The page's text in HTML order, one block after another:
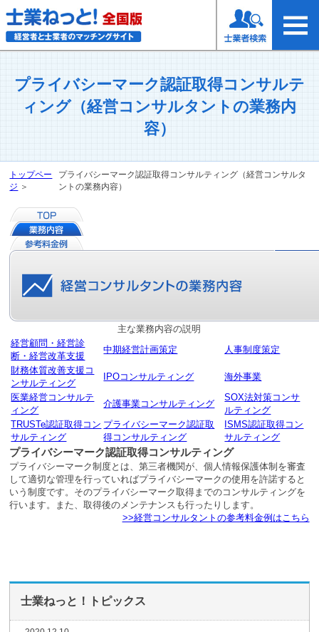
プライバシーマーク認証取得コンサルテ
ィング（経営コンサルタントの業務内
容）
トップペー
ジ ＞
プライバシーマーク認証取得コンサルティング（経営コンサルタ
ントの業務内容）
主な業務内容の説明
経営顧問・経営診
断・経営改革支援
中期経営計画策定
人事制度策定
財務体質改善支援コ
ンサルティング
IPOコンサルティング
海外事業
医業経営コンサルテ
ィング
介護事業コンサルティング
SOX法対策コンサ
ルティング
TRUSTe認証取得コン
サルティング
プライバシーマーク認証取
得コンサルティング
ISMS認証取得コン
サルティング
プライバシーマーク認証取得コンサルティング
プライバシーマーク制度とは、第三者機関が、個人情報保護体制を審査
して適切な管理を行っていればプライバシーマークの使用を許諾すると
いう制度です。そのプライバシーマーク取得までのコンサルティングを
行います。また、取得後のメンテナンスも行ったりします。
>>経営コンサルタントの参考料金例はこちら
士業ねっと！トピックス